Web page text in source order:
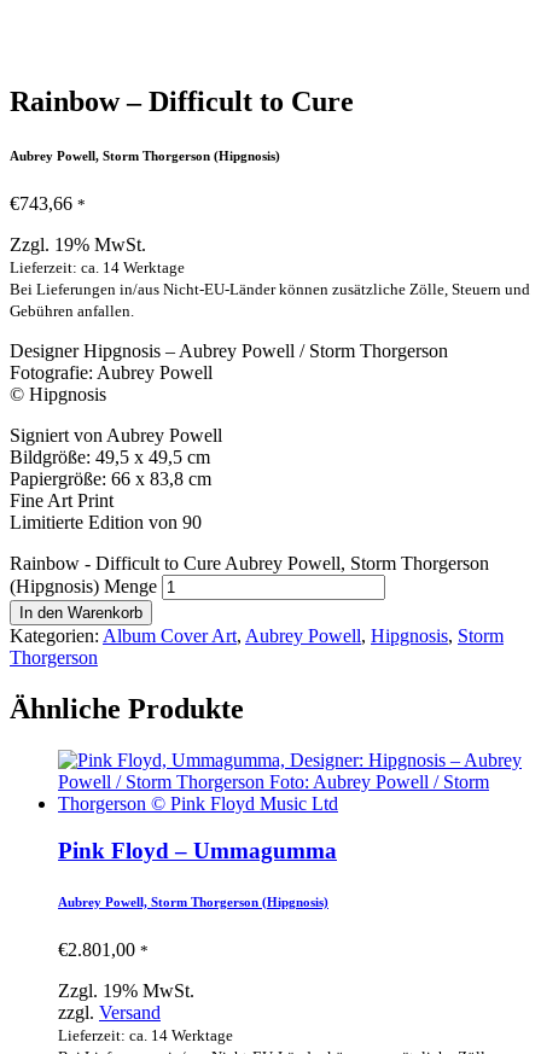
Rainbow – Difficult to Cure
Aubrey Powell, Storm Thorgerson (Hipgnosis)
€743,66 *
Zzgl. 19% MwSt.
Lieferzeit: ca. 14 Werktage
Bei Lieferungen in/aus Nicht-EU-Länder können zusätzliche Zölle, Steuern und
Gebühren anfallen.
Designer Hipgnosis – Aubrey Powell / Storm Thorgerson
Fotografie: Aubrey Powell
© Hipgnosis
Signiert von Aubrey Powell
Bildgröße: 49,5 x 49,5 cm
Papiergröße: 66 x 83,8 cm
Fine Art Print
Limitierte Edition von 90
Rainbow - Difficult to Cure Aubrey Powell, Storm Thorgerson
(Hipgnosis) Menge
In den Warenkorb
Kategorien: Album Cover Art, Aubrey Powell, Hipgnosis, Storm
Thorgerson
Ähnliche Produkte
Pink Floyd – Ummagumma
Aubrey Powell, Storm Thorgerson (Hipgnosis)
€2.801,00 *
Zzgl. 19% MwSt.
zzgl. Versand
Lieferzeit: ca. 14 Werktage